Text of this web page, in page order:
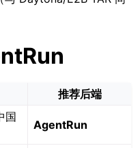
推荐后端
国
AgentRun